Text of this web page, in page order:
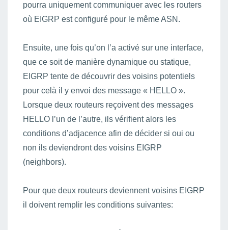
pourra uniquement communiquer avec les routers
où EIGRP est configuré pour le même ASN.
Ensuite, une fois qu’on l’a activé sur une interface,
que ce soit de manière dynamique ou statique,
EIGRP tente de découvrir des voisins potentiels
pour celà il y envoi des message « HELLO ».
Lorsque deux routeurs reçoivent des messages
HELLO l’un de l’autre, ils vérifient alors les
conditions d’adjacence afin de décider si oui ou
non ils deviendront des voisins EIGRP
(neighbors).
Pour que deux routeurs deviennent voisins EIGRP
il doivent remplir les conditions suivantes: